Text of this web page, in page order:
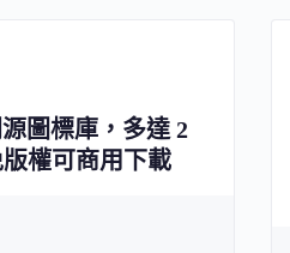
圖標庫，多達 2
權可商用下載